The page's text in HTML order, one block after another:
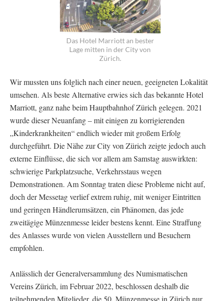
Das Hotel Marriott an bester
Lage mitten in der City von
Zürich.
Wir mussten uns folglich nach einer neuen, geeigneten Lokalität
umsehen. Als beste Alternative erwies sich das bekannte Hotel
Marriott, ganz nahe beim Hauptbahnhof Zürich gelegen. 2021
wurde dieser Neuanfang – mit einigen zu korrigierenden
„Kinderkrankheiten“ endlich wieder mit großem Erfolg
durchgeführt. Die Nähe zur City von Zürich zeigte jedoch auch
externe Einflüsse, die sich vor allem am Samstag auswirkten:
schwierige Parkplatzsuche, Verkehrsstaus wegen
Demonstrationen. Am Sonntag traten diese Probleme nicht auf,
doch der Messetag verlief extrem ruhig, mit weniger Eintritten
und geringen Händlerumsätzen, ein Phänomen, das jede
zweitägige Münzenmesse leider bestens kennt. Eine Straffung
des Anlasses wurde von vielen Ausstellern und Besuchern
empfohlen.
Anlässlich der Generalversammlung des Numismatischen
Vereins Zürich, im Februar 2022, beschlossen deshalb die